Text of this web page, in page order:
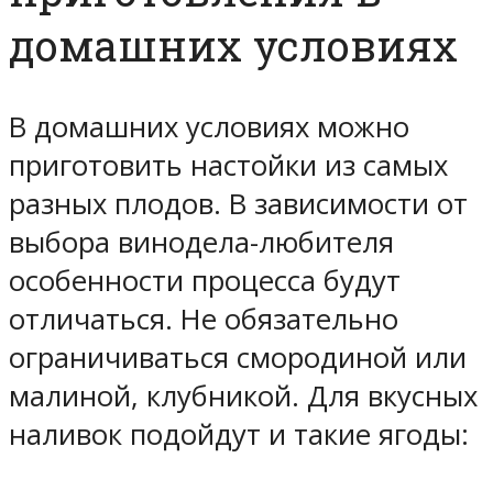
домашних условиях
В домашних условиях можно
приготовить настойки из самых
разных плодов. В зависимости от
выбора винодела-любителя
особенности процесса будут
отличаться. Не обязательно
ограничиваться смородиной или
малиной, клубникой. Для вкусных
наливок подойдут и такие ягоды: